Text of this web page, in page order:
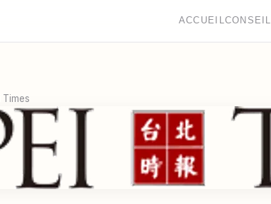
ACCUEILCONSEIL
Times